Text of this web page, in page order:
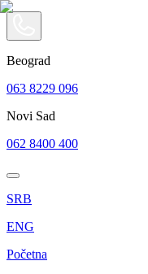
Beograd
063 8229 096
Novi Sad
062 8400 400
SRB
ENG
Početna